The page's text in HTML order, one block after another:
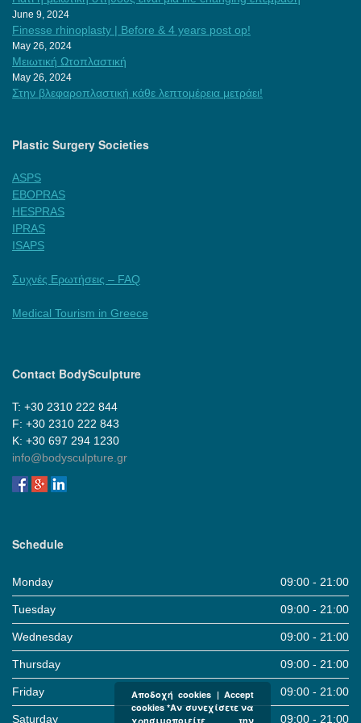
June 9, 2024
Finesse rhinoplasty | Before & 4 years post op!
May 26, 2024
Μειωτική Ωτοπλαστική
May 26, 2024
Στην βλεφαροπλαστική κάθε λεπτομέρεια μετράει!
Plastic Surgery Societies
ASPS
EBOPRAS
HESPRAS
IPRAS
ISAPS
Συχνές Ερωτήσεις – FAQ
Medical Tourism in Greece
Contact BodySculpture
Τ: +30 2310 222 844
F: +30 2310 222 843
Κ: +30 697 294 1230
info@bodysculpture.gr
Schedule
Monday 09:00 - 21:00
Tuesday 09:00 - 21:00
Wednesday 09:00 - 21:00
Thursday 09:00 - 21:00
Friday 09:00 - 21:00
Saturday 09:00 - 21:00
Αποδοχή cookies | Accept
cookies *Αν συνεχίσετε να
χρησιμοποιείτε την